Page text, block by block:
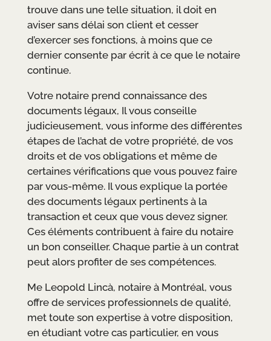
trouve dans une telle situation, il doit en
aviser sans délai son client et cesser
d’exercer ses fonctions, à moins que ce
dernier consente par écrit à ce que le notaire
continue.
Votre notaire prend connaissance des
documents légaux, Il vous conseille
judicieusement, vous informe des différentes
étapes de l’achat de votre propriété, de vos
droits et de vos obligations et même de
certaines vérifications que vous pouvez faire
par vous-même. Il vous explique la portée
des documents légaux pertinents à la
transaction et ceux que vous devez signer.
Ces éléments contribuent à faire du notaire
un bon conseiller. Chaque partie à un contrat
peut alors profiter de ses compétences.
Me Leopold Lincà, notaire à Montréal, vous
offre de services professionnels de qualité,
met toute son expertise à votre disposition,
en étudiant votre cas particulier, en vous